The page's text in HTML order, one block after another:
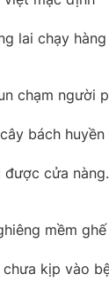
lai chạy
chạm người
bách huyền
được cửa
mềm ghế
kịp vào